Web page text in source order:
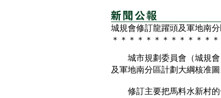
城規會修訂龍躍頭及軍地南
＊＊＊＊＊＊＊＊＊＊＊＊
城市規劃委員會（城規會
及軍地南分區計劃大綱核准
修訂主要把馬料水新村的